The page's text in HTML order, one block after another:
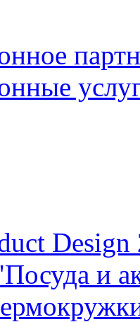
Design
и